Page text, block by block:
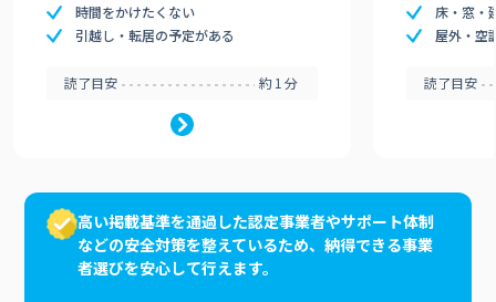
時間をかけたくない
引越し・転居の予定がある
読了目安 約1分
床・窓・
屋外・空
読了目安
高い掲載基準を通過した認定事業者やサポート体制
などの安全対策を整えているため、納得できる事業
者選びを安心して行えます。